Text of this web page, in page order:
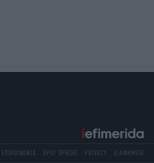
ΕΠΙΚΟΙΝΩΝΙΑ ΟΡΟΙ ΧΡΗΣΗΣ PRIVACY ΔΙΑΦΗΜΙΣΗ